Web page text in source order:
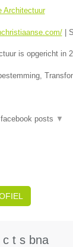
Architectuur
|
is opgericht in
posts ▼
t s bna